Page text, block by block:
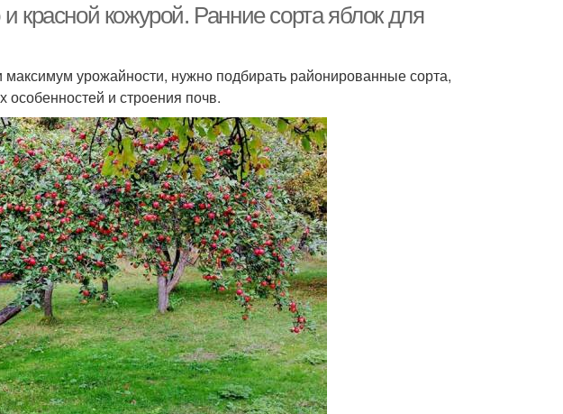
красной кожурой. Ранние сорта яблок для
урожайности, нужно подбирать районированные сорта,
особенностей и строения почв.